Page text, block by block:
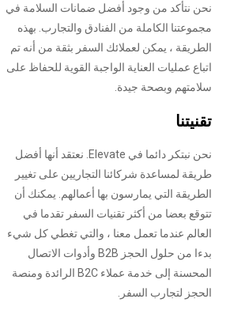
نحن نتأكد من وجود أفضل ضمانات السلامة في
مجموعتنا الكاملة من الفنادق والتجارب. بهذه
الطريقة ، يمكن لعملائك السفر بثقة من أنه تم
اتباع عمليات العناية الواجبة القوية للحفاظ على
سلامتهم وبصحة جيدة.
تقنيتنا
نحن نبتكر دائما في Elevate. نعتقد أنها أفضل
طريقة لمساعدة شركائنا التجاريين على تغيير
الطريقة التي يمارسون بها أعمالهم. يمكنك أن
تتوقع بعضا من أكثر تقنيات السفر تقدما في
العالم عندما تعمل معنا ، والتي تغطي كل شيء
بدءا من حلول الحجز B2B وأدوات الاتصال
المحسنة إلى خدمة عملاء B2C الرائدة ومنصة
الحجز لتجارب السفر.